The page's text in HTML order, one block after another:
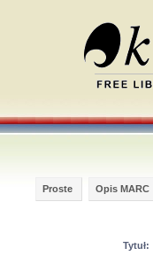
Proste Opis MARC
Tytuł: